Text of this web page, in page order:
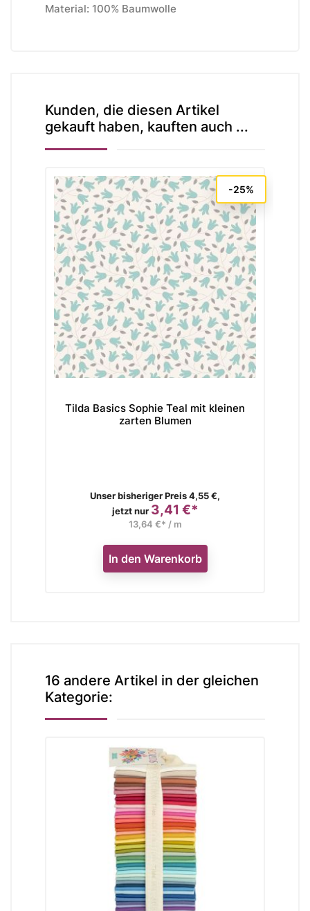
Material: 100% Baumwolle
Kunden, die diesen Artikel
gekauft haben, kauften auch ...
Tilda Basics Sophie Teal mit kleinen
zarten Blumen
Verkaufspreis
Unser bisheriger Preis 4,55 €,
jetzt nur
-25%
Preis
3,41 €*
13,64 €* / m
In den Warenkorb
16 andere Artikel in der gleichen
Kategorie: